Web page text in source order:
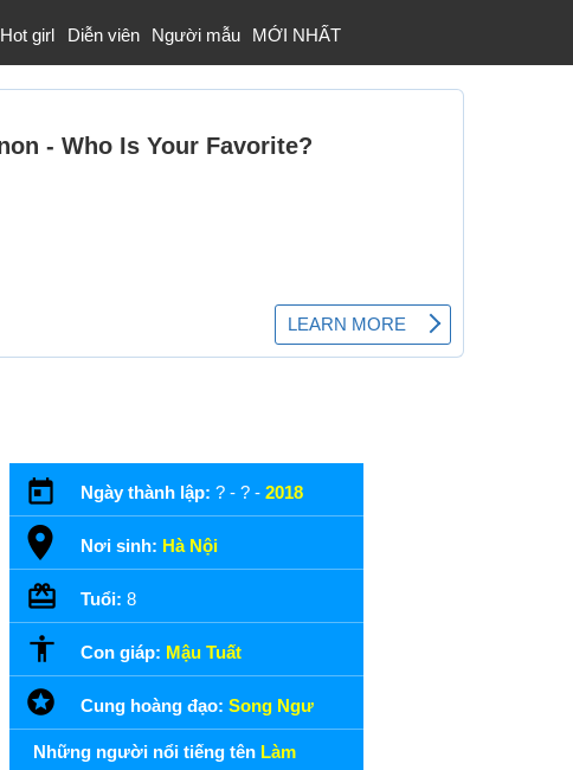
Hot girl Diễn viên Người mẫu MỚI NHẤT
Ngày thành lập: ? - ? - 2018
Nơi sinh: Hà Nội
Tuổi: 8
Con giáp: Mậu Tuất
Cung hoàng đạo: Song Ngư
Những người nổi tiếng tên Làm